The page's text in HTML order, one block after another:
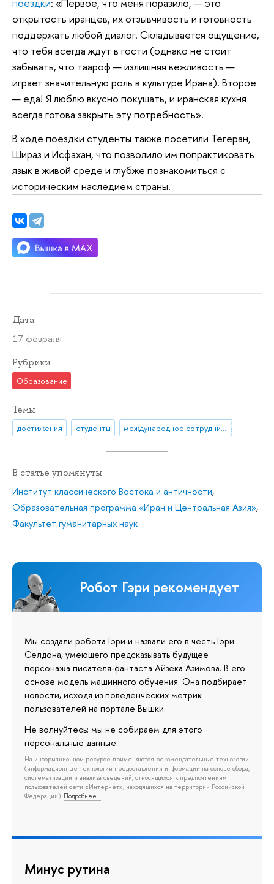
открытость иранцев, их отзывчивость и готовность
поддержать любой диалог. Складывается ощущение,
что тебя всегда ждут в гости (однако не стоит
забывать, что таароф — излишняя вежливость —
играет значительную роль в культуре Ирана). Второе
— еда! Я люблю вкусно покушать, и иранская кухня
всегда готова закрыть эту потребность».
В ходе поездки студенты также посетили Тегеран,
Шираз и Исфахан, что позволило им попрактиковать
язык в живой среде и глубже познакомиться с
историческим наследием страны.
Дата
17 февраля
Рубрики
Образование
Темы
достижения студенты международное сотрудничество
В статье упомянуты
Институт классического Востока и античности,
Образовательная программа «Иран и Центральная Азия»,
Факультет гуманитарных наук
Робот Гэри рекомендует
Мы создали робота Гэри и назвали его в честь Гэри
Селдона, умеющего предсказывать будущее
персонажа писателя-фантаста Айзека Азимова. В его
основе модель машинного обучения. Она подбирает
новости, исходя из поведенческих метрик
пользователей на портале Вышки.
Не волнуйтесь: мы не собираем для этого
персональные данные.
На информационном ресурсе применяются рекомендательные технологии
(информационные технологии предоставления информации на основе сбора,
систематизации и анализа сведений, относящихся к предпочтениям
пользователей сети «Интернет», находящихся на территории Российской
Федерации). Подробнее…
Минус рутина